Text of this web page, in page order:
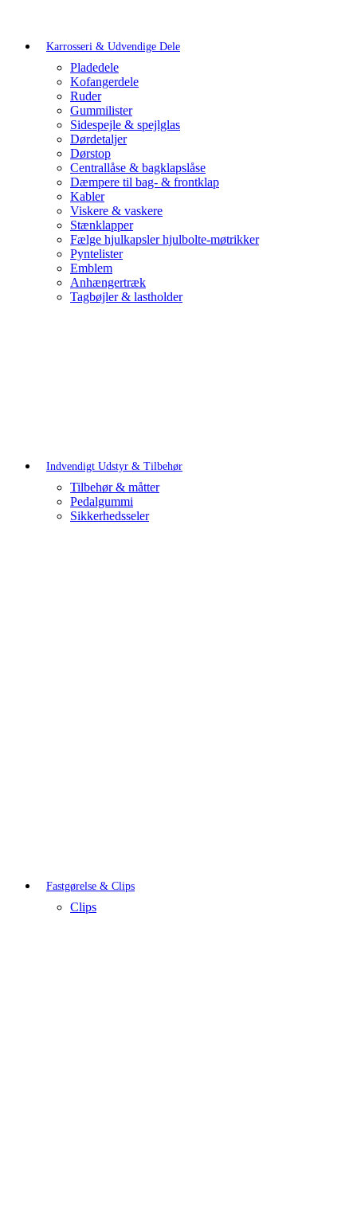
Karrosseri & Udvendige Dele
Pladedele
Kofangerdele
Ruder
Gummilister
Sidespejle & spejlglas
Dørdetaljer
Dørstop
Centrallåse & bagklapslåse
Dæmpere til bag- & frontklap
Kabler
Viskere & vaskere
Stænklapper
Fælge hjulkapsler hjulbolte-møtrikker
Pyntelister
Emblem
Anhængertræk
Tagbøjler & lastholder
Indvendigt Udstyr & Tilbehør
Tilbehør & måtter
Pedalgummi
Sikkerhedsseler
Fastgørelse & Clips
Clips